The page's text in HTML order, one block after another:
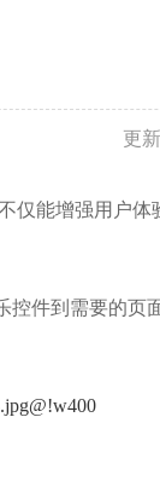
更
仅能增强用户体
控件到需要的页